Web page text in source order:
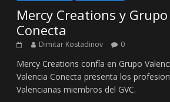
Mercy Creations y
Conecta
Dimitar Kostadinov 0
Mercy Creations confía en Grupo
Valencia Conecta presenta los
Valencianas miembros del GVC.